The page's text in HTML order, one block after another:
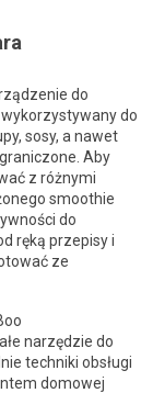
do
do
sosy, a nawet
Aby
z różnymi
smoothie
do
ręką przepisy i
ze
narzędzie do
techniki obsługi
domowej